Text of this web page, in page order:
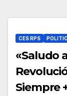
CES RPS
«Saludo
Siempre